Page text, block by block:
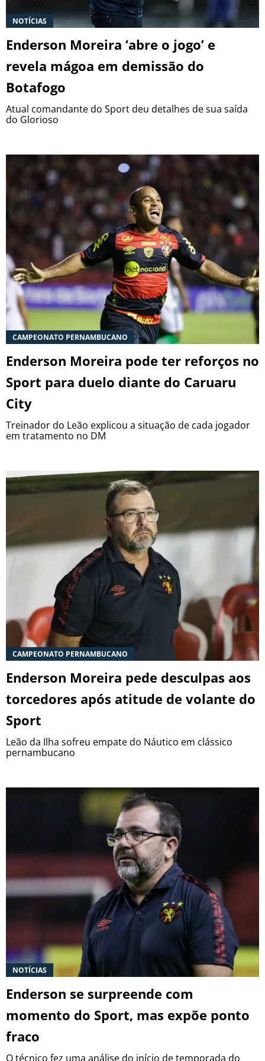
NOTÍCIAS
Enderson Moreira ‘abre o jogo’ e
revela mágoa em demissão do
Botafogo
Atual comandante do Sport deu detalhes de sua saída
do Glorioso
CAMPEONATO PERNAMBUCANO
Enderson Moreira pode ter reforços no
Sport para duelo diante do Caruaru
City
Treinador do Leão explicou a situação de cada jogador
em tratamento no DM
CAMPEONATO PERNAMBUCANO
Enderson Moreira pede desculpas aos
torcedores após atitude de volante do
Sport
Leão da Ilha sofreu empate do Náutico em clássico
pernambucano
NOTÍCIAS
Enderson se surpreende com
momento do Sport, mas expõe ponto
fraco
O técnico fez uma análise do início de temporada do